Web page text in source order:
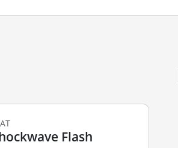
Flash